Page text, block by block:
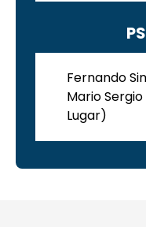
Fernando
Mario
Lugar)